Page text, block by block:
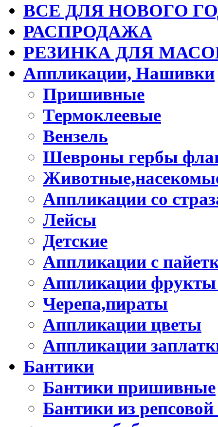
ВСЕ ДЛЯ НОВОГО
РАСПРОДАЖА
РЕЗИНКА ДЛЯ
Аппликации, Нашивки
Пришивные
Термоклеевые
Вензель
Шевроны гербы
Аппликации со
Лейсы
Детские
Аппликации с
Аппликации
Черепа,пираты
Аппликации цветы
Аппликации
Бантики
Бантики пришивные
Бантики из